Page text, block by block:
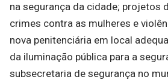
na segurança da cidade; projetos
crimes contra as mulheres e
nova penitenciária em local
da iluminação pública para a
subsecretaria de segurança no